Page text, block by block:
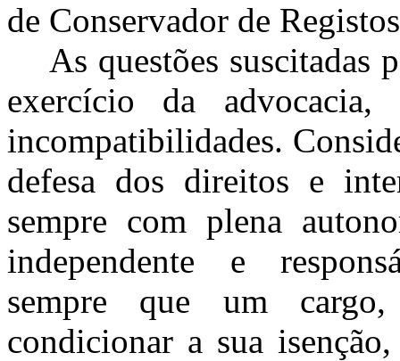
de Conservador de
As questões suscitadas
exercício da advocacia,
incompatibilidades.
defesa dos direitos e
sempre com plena
independente e
sempre que um
condicionar a sua